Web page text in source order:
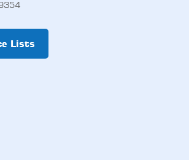
Lists